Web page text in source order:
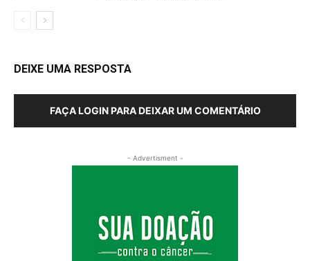
DEIXE UMA RESPOSTA
FAÇA LOGIN PARA DEIXAR UM COMENTÁRIO
- Advertisment -